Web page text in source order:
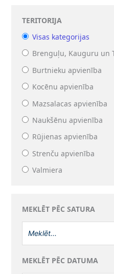
TERITORIJA
Visas kategorijas
Brenguļu, Kauguru un
Burtnieku apvienība
Kocēnu apvienība
Mazsalacas apvienība
Naukšēnu apvienība
Rūjienas apvienība
Strenču apvienība
Valmiera
MEKLĒT PĒC SATURA
MEKLĒT PĒC DATUMA